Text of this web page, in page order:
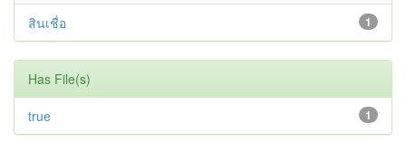
1
สินเชื่อ
Has File(s)
1
true